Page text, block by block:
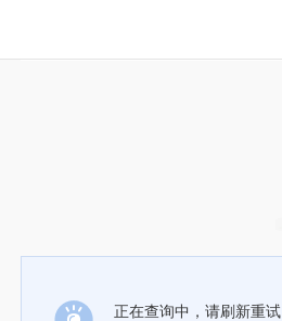
正在查询中，请刷新重试